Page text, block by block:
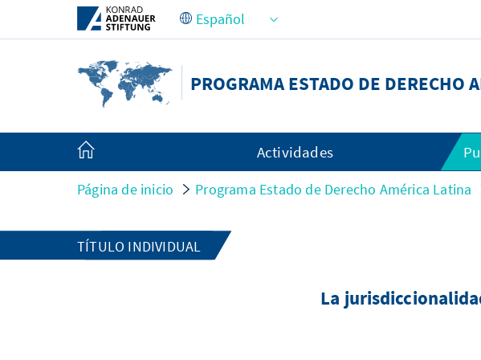
Saltar al contenido principal
PROGRAMA ESTADO DE DERECHO
Actividades
Página de inicio Programa Estado de Derecho América Latina
TÍTULO INDIVIDUAL
La